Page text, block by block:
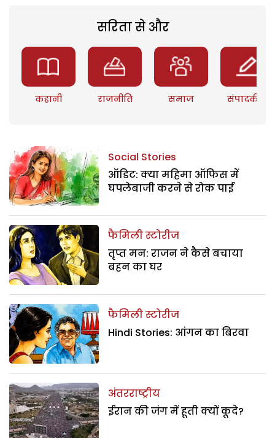
सरिता से और
कहानी राजनीति समाज संपादकीय
Social Stories
ऑडिट: क्या महिमा ऑफिस में
घपलेबाजी करने से रोक पाई
फैमिली स्टोरीज
तृप्त मन: राजन ने कैसे बचाया
बहन का घर
फैमिली स्टोरीज
Hindi Stories: आंगन का बिरवा
अंतरराष्ट्रीय
ईरान की जंग में हूती क्यों कूदे?